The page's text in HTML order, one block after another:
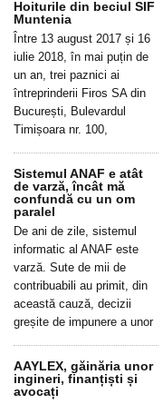
Hoiturile din beciul SIF
Muntenia
Între 13 august 2017 și 16
iulie 2018, în mai puțin de
un an, trei paznici ai
întreprinderii Firos SA din
București, Bulevardul
Timișoara nr. 100,
Sistemul ANAF e atât
de varză, încât mă
confundă cu un om
paralel
De ani de zile, sistemul
informatic al ANAF este
varză. Sute de mii de
contribuabili au primit, din
această cauză, decizii
greșite de impunere a unor
AAYLEX, găinăria unor
ingineri, finanțiști și
avocați